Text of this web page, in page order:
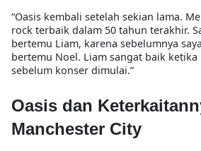
“Oasis kembali setelah sekian lama.
rock terbaik dalam 50 tahun terakhir.
bertemu Liam, karena sebelumnya
bertemu Noel. Liam sangat baik
sebelum konser dimulai.”
Oasis dan
Manchester City